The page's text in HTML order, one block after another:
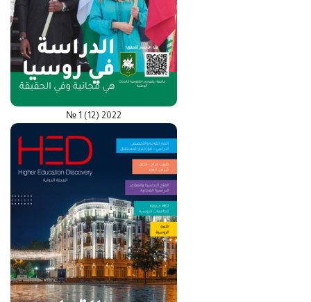
№ 1 (12) 2022